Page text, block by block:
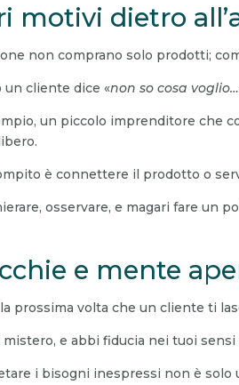
motivi dietro
non comprano solo prodotti;
un cliente dice «non so cosa voglio…
un piccolo imprenditore che
è connettere il prodotto o
osservare, e magari fare un
e mente
prossima volta che un cliente ti
mistero, e abbi fiducia nei tuoi sensi
i bisogni inespressi non è solo